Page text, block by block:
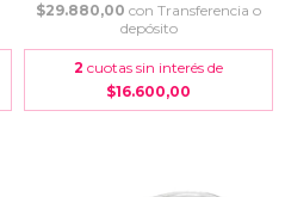
$29.880,00 con Transferencia o
depósito
2 cuotas sin interés de
$16.600,00